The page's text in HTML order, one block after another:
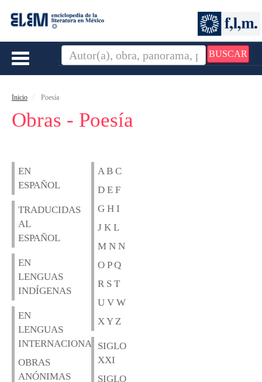
BUSCAR
Toggle
Inicio Poesía
Obras - Poesía
EN
ESPAÑOL
TRADUCIDAS
AL
ESPAÑOL
EN
LENGUAS
INDÍGENAS
EN
LENGUAS
INTERNACIONALES
OBRAS
ANÓNIMAS
A B C
D E F
G H I
J K L
M N N
O P Q
R S T
U V W
X Y Z
SIGLO
XXI
SIGLO